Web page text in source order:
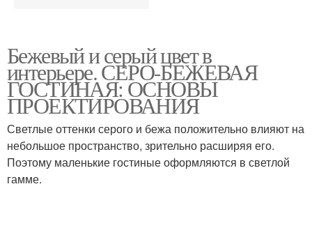
Бежевый и серый цвет в
интерьере. СЕРО-БЕЖЕВАЯ
ГОСТИНАЯ: ОСНОВЫ
ПРОЕКТИРОВАНИЯ
Светлые оттенки серого и бежа положительно влияют на
небольшое пространство, зрительно расширяя его.
Поэтому маленькие гостиные оформляются в светлой
гамме.